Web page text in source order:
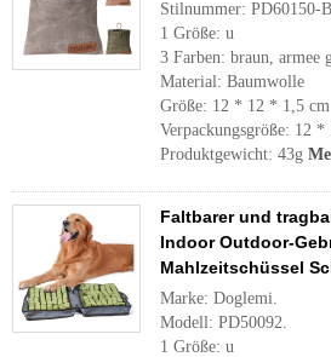
Stilnummer: PD60150-
1 Größe: u
3 Farben: braun, armee
Material: Baumwolle
Größe: 12 * 12 * 1,5 cm
Verpackungsgröße: 12
Produktgewicht: 43g
Faltbarer und
Indoor Outdoor-
Mahlzeitschüssel
Marke: Doglemi.
Modell: PD50092.
1 Größe: u